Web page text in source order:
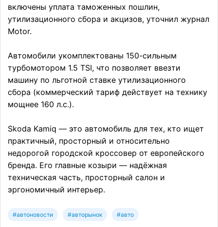
включены уплата таможенных пошлин,
утилизационного сбора и акцизов, уточнил журнал
Motor.
Автомобили укомплектованы 150-сильным
турбомотором 1.5 TSI, что позволяет ввезти
машину по льготной ставке утилизационного
сбора (коммерческий тариф действует на технику
мощнее 160 л.с.).
Skoda Kamiq — это автомобиль для тех, кто ищет
практичный, просторный и относительно
недорогой городской кроссовер от европейского
бренда. Его главные козыри — надёжная
техническая часть, просторный салон и
эргономичный интерьер.
#автоновости #авторынок #авто